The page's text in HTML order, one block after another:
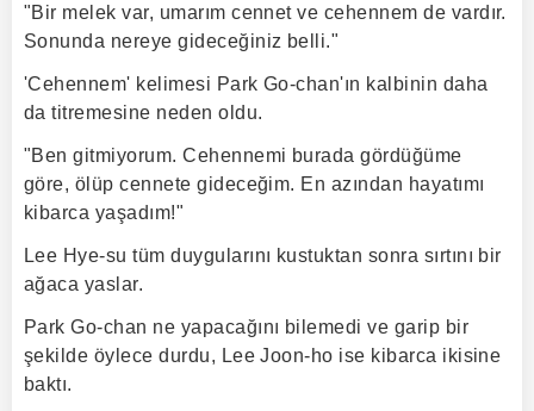
"Bir melek var, umarım cennet ve cehennem de vardır.
Sonunda nereye gideceğiniz belli."
'Cehennem' kelimesi Park Go-chan'ın kalbinin daha
da titremesine neden oldu.
"Ben gitmiyorum. Cehennemi burada gördüğüme
göre, ölüp cennete gideceğim. En azından hayatımı
kibarca yaşadım!"
Lee Hye-su tüm duygularını kustuktan sonra sırtını bir
ağaca yaslar.
Park Go-chan ne yapacağını bilemedi ve garip bir
şekilde öylece durdu, Lee Joon-ho ise kibarca ikisine
baktı.